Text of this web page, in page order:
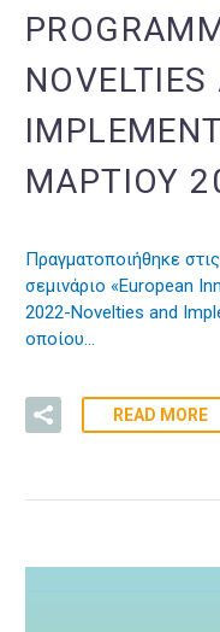
NOVELTIES
ΜΑΡΤΊΟΥ
Πραγματοποιήθηκε
σεμινάριο «European
2022-Novelties and
οποίου…
READ MORE